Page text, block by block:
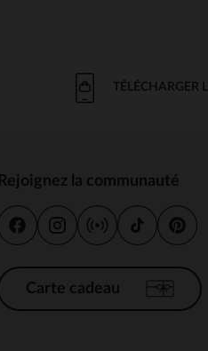
TÉLÉCHARGER
Rejoignez la communauté
Carte cadeau